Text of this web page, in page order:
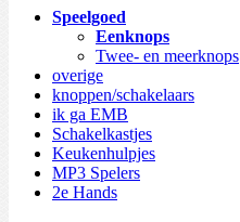
Speelgoed
Eenknops
Twee- en meerknops
overige
knoppen/schakelaars
ik ga EMB
Schakelkastjes
Keukenhulpjes
MP3 Spelers
2e Hands